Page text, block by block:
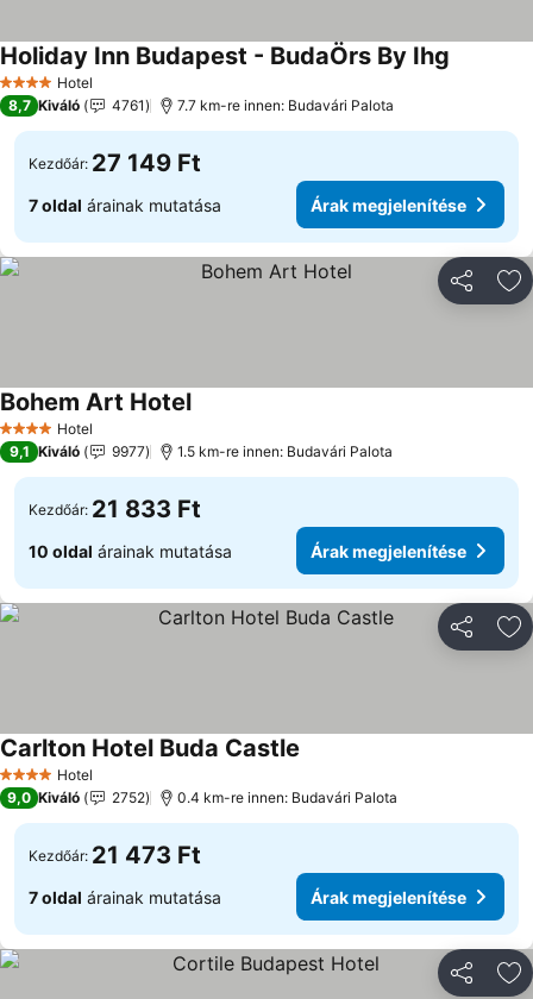
4 KategóriaHotel
Holiday Inn Budapest - BudaÖrs By Ihg
8,7 Kiváló 4761 7.7 km-re innen: Budavári Palota
Kezdőár: 27 149 Ft
7 oldal árainak mutatása Árak megjelenítése
4 KategóriaHotel
Bohem Art HotelÁrak megjelenítése
9,1 Kiváló 9977 1.5 km-re innen: Budavári Palota
Kezdőár: 21 833 Ft
10 oldal árainak mutatása Árak megjelenítése
4 KategóriaHotel
Carlton Hotel Buda Castle
9,0 Kiváló 2752 0.4 km-re innen: Budavári Palota
Kezdőár: 21 473 Ft
7 oldal árainak mutatása Árak megjelenítése